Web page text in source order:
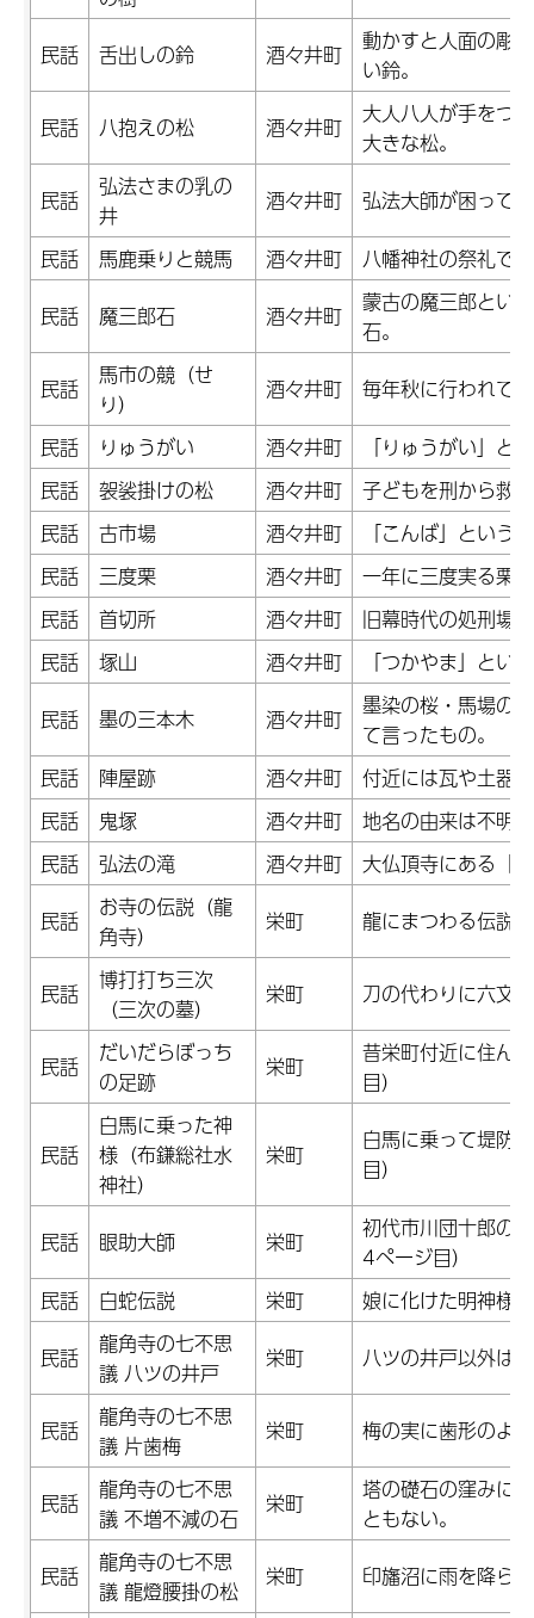
民話
舌出しの鈴 酒々井町
動かすと人面の彫
い鈴。
民話
八抱えの松 酒々井町
大人八人が手をつ
大きな松。
民話
弘法さまの乳の
井
酒々井町
弘法大師が困って
民話
馬鹿乗りと競馬 酒々井町
八幡神社の祭礼で
民話
魔三郎石 酒々井町
蒙古の魔三郎とい
石。
民話
馬市の競（せ
り）
酒々井町
毎年秋に行われて
民話
りゅうがい 酒々井町
「りゅうがい」と
民話
袈裟掛けの松 酒々井町
子どもを刑から救
民話
古市場 酒々井町
「こんば」という
民話
三度栗 酒々井町
一年に三度実る栗。
民話
首切所 酒々井町
旧幕時代の処刑場。
民話
塚山 酒々井町
「つかやま」とい
民話
墨の三本木 酒々井町
墨染の桜・馬場の
て言ったもの。
民話
陣屋跡 酒々井町
付近には瓦や土器
民話
鬼塚 酒々井町
地名の由来は不明。
民話
弘法の滝 酒々井町
大仏頂寺にある「
民話
お寺の伝説（龍
角寺）
栄町 龍にまつわる伝説。
民話
博打打ち三次
（三次の墓）
栄町 刀の代わりに六文
民話
だいだらぼっち
の足跡
栄町
昔栄町付近に住ん
目）
民話
白馬に乗った神
様（布鎌総社水
神社）
栄町
白馬に乗って堤防
目）
民話 眼助大師 栄町
初代市川団十郎の
4ページ目）
民話
白蛇伝説 栄町
娘に化けた明神様
民話
龍角寺の七不思
議 八ツの井戸
栄町 八ツの井戸以外は
民話
龍角寺の七不思
議 片歯梅
栄町 梅の実に歯形のよ
民話
龍角寺の七不思
議 不増不減の石
栄町
塔の礎石の窪みに
ともない。
民話
龍角寺の七不思
議 龍燈腰掛の松
栄町 印旛沼に雨を降ら